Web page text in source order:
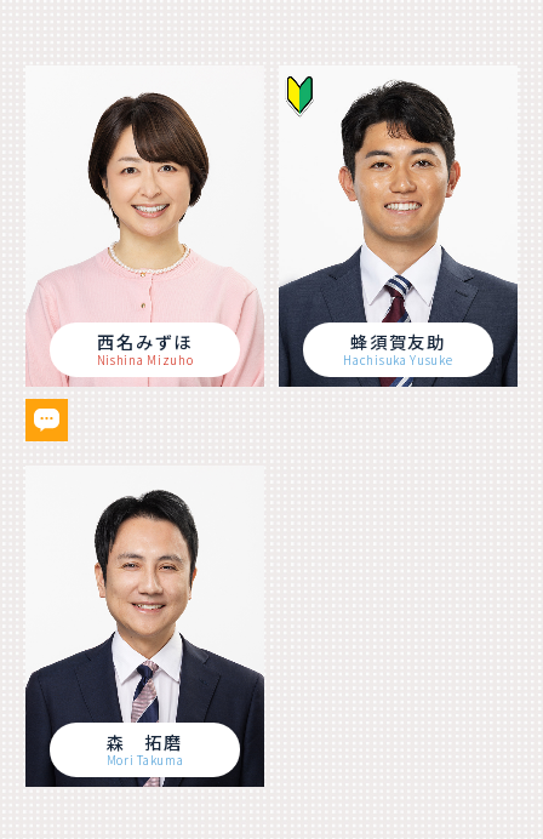
西名みずほ
Nishina Mizuho
蜂須賀友助
Hachisuka Yusuke
森 拓磨
Mori Takuma